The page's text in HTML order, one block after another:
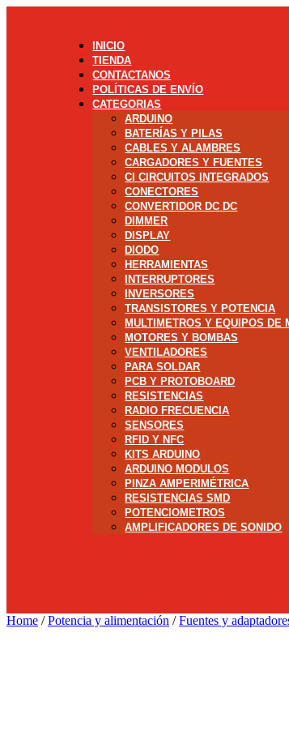
INICIO
TIENDA
CONTACTANOS
POLÍTICAS DE ENVÍO
CATEGORIAS
ARDUINO
BATERÍAS Y PILAS
CABLES Y ALAMBRES
CARGADORES Y FUENTES
CI CIRCUITOS INTEGRADOS
CONECTORES
CONVERTIDOR DC DC
DIMMER
DISPLAY
DIODO
HERRAMIENTAS
INTERRUPTORES
INVERSORES
TRANSISTORES Y POTENCIA
MULTIMETROS Y EQUIPOS DE
MOTORES Y BOMBAS
VENTILADORES
PARA SOLDAR
PCB Y PROTOBOARD
RESISTENCIAS
RADIO FRECUENCIA
SENSORES
RFID Y NFC
KITS ARDUINO
ARDUINO MODULOS
PINZA AMPERIMÉTRICA
RESISTENCIAS SMD
POTENCIOMETROS
AMPLIFICADORES DE SONIDO
Home /Potencia y alimentación /Fuentes y